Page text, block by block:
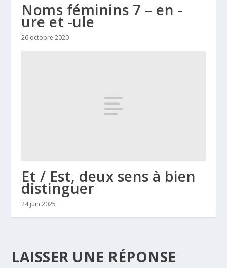
Noms féminins 7 – en -
ure et -ule
26 octobre 2020
Et / Est, deux sens à bien
distinguer
24 juin 2025
LAISSER UNE RÉPONSE